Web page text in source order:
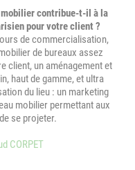
mobilier contribue-t-il à la
pour votre client ?
de commercialisation,
de bureaux assez
client, un aménagement et
haut de gamme, et ultra
du lieu : un marketing
mobilier permettant aux
se projeter.
CORPET